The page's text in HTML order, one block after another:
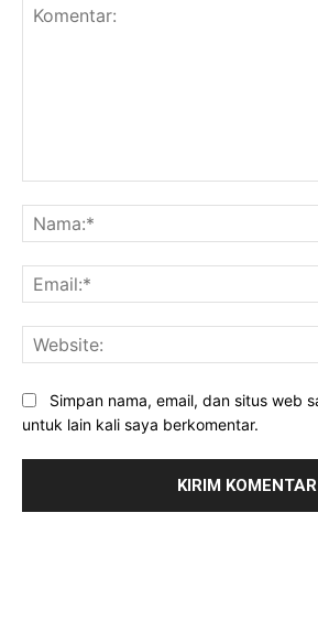
Simpan nama, email, dan situs web
untuk lain kali saya berkomentar.